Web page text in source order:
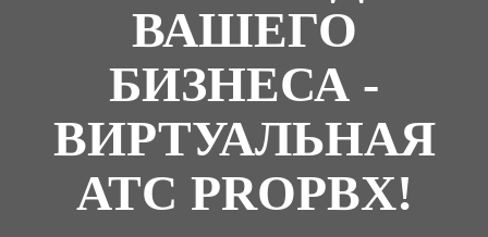
ВАШЕГО
БИЗНЕСА -
ВИРТУАЛЬНАЯ
АТС PROPBX!